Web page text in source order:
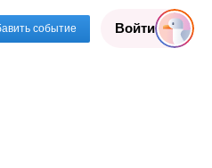
событие Войти